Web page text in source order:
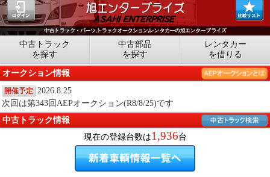
中古トラック
を探す
中古部品
を探す
レンタカー
を借りる
オークション情報
開催予定
2026.8.25
次回は第343回AEPオークション(R8/8/25)です
中古トラック情報
現在の登録台数は1,936台